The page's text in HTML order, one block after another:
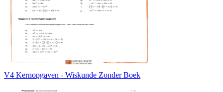
V4 Kernopgaven - Wiskunde Zonder Boek